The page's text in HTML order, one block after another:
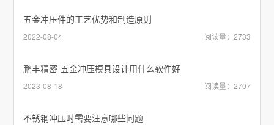
五金冲压件的工艺优势和制造原则
2022-08-04 阅读量：2733
鹏丰精密-五金冲压模具设计用什么软件好
2023-08-18 阅读量：2707
不锈钢冲压时需要注意哪些问题